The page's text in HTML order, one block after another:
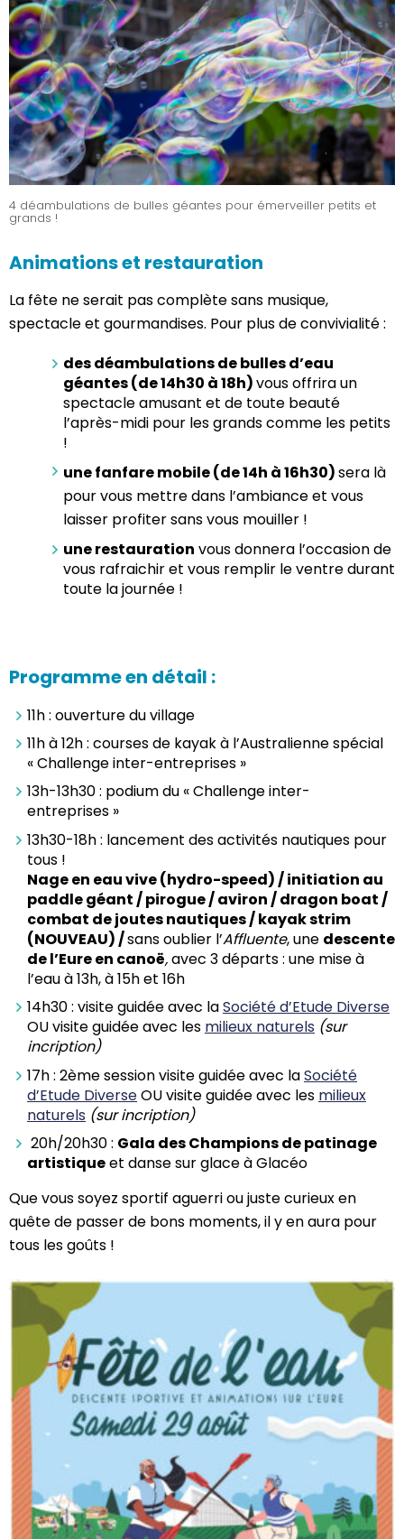
4 déambulations de bulles géantes pour émerveiller petits et
grands !
Animations et restauration
La fête ne serait pas complète sans musique,
spectacle et gourmandises. Pour plus de convivialité :
des déambulations de bulles d’eau
géantes (de 14h30 à 18h)vous offrira un
spectacle amusant et de toute beauté
l’après-midi pour les grands comme les petits
!
une fanfare mobile (de 14h à 16h30)sera là
pour vous mettre dans l’ambiance et vous
laisser profiter sans vous mouiller !
une restauration vous donnera l’occasion de
vous rafraichir et vous remplir le ventre durant
toute la journée !
Programme en détail :
11h : ouverture du village
11h à 12h : courses de kayak à l’Australienne spécial
« Challenge inter-entreprises »
13h-13h30 : podium du « Challenge inter-
entreprises »
13h30-18h : lancement des activités nautiques pour
tous !
Nage en eau vive (hydro-speed) / initiation au
paddle géant / pirogue / aviron / dragon boat /
combat de joutes nautiques / kayak strim
(NOUVEAU) /sans oublier l’Affluente, une descente
de l’Eure en canoë,avec 3 départs : une mise à
l’eau à 13h, à 15h et 16h
14h30 : visite guidée avec laSociété d’Etude Diverse
OU visite guidée avec les milieux naturels (sur
incription)
17h : 2ème session visite guidée avec laSociété
d’Etude DiverseOU visite guidée avec les milieux
naturels (sur incription)
20h/20h30 : Gala des Champions de patinage
artistiqueet danse sur glace à Glacéo
Que vous soyez sportif aguerri ou juste curieux en
quête de passer de bons moments, il y en aura pour
tous les goûts !